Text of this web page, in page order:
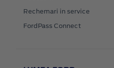
Rechemari in service
FordPass Connect